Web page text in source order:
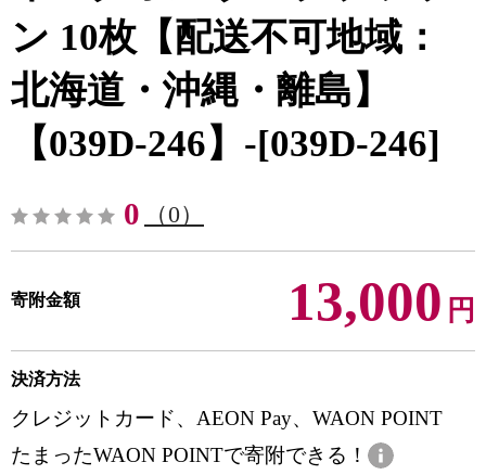
ン 10枚【配送不可地域：
北海道・沖縄・離島】
【039D-246】-[039D-246]
0 （0）
寄附金額 13,000 円
決済方法
クレジットカード、AEON Pay、WAON POINT
たまったWAON POINTで寄附できる！